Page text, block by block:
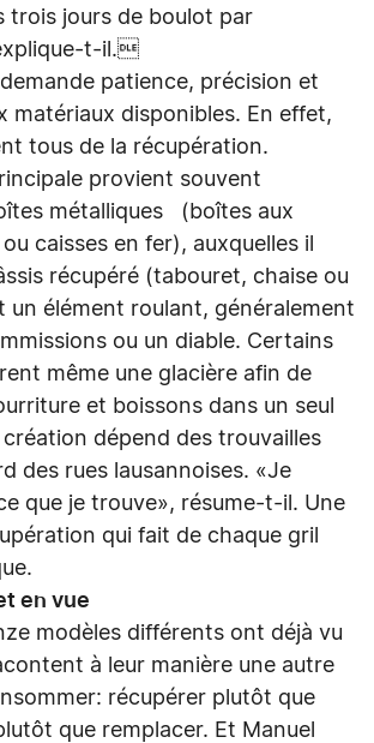
trois jours de boulot par
t-il.
patience, précision et
matériaux disponibles. En effet,
tous de la récupération.
provient souvent
métalliques (boîtes aux
caisses en fer), auxquelles il
récupéré (tabouret, chaise ou
un élément roulant, généralement
ou un diable. Certains
même une glacière afin de
et boissons dans un seul
dépend des trouvailles
des rues lausannoises. «Je
que je trouve», résume-t-il. Une
qui fait de chaque gril
en vue
modèles différents ont déjà vu
à leur manière une autre
récupérer plutôt que
que remplacer. Et Manuel